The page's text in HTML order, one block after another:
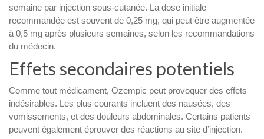
semaine par injection sous-cutanée. La dose initiale
recommandée est souvent de 0,25 mg, qui peut être augmentée
à 0,5 mg après plusieurs semaines, selon les recommandations
du médecin.
Effets secondaires potentiels
Comme tout médicament, Ozempic peut provoquer des effets
indésirables. Les plus courants incluent des nausées, des
vomissements, et des douleurs abdominales. Certains patients
peuvent également éprouver des réactions au site d’injection.